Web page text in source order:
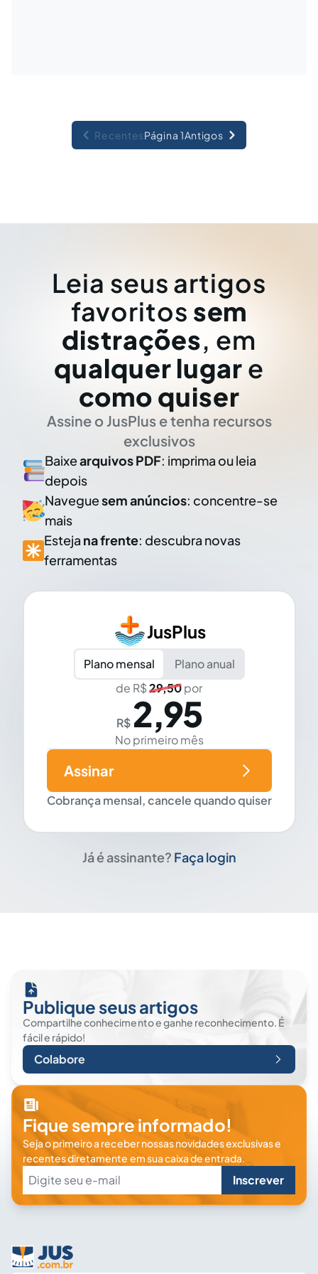
RecentesPágina 1Antigos
Leia seus artigos
favoritos sem
distrações, em
qualquer lugar e
como quiser
Assine o JusPlus e tenha recursos
exclusivos
Baixearquivos PDF: imprima ou leia
depois
Naveguesem anúncios: concentre-se
mais
Esteja na frente: descubra novas
ferramentas
JusPlus
Plano mensal
Plano anual
de R$29,50por
R$ 2,95
No primeiro mês
Cobrança mensal, cancele quando quiser
Assinar
Já é assinante? Faça login
Publique seus artigos
Compartilhe conhecimento e ganhe reconhecimento. É
fácil e rápido!
Colabore
Fique sempre informado!
Seja o primeiro a receber nossas novidades exclusivas e
recentes diretamente em sua caixa de entrada.
Inscrever